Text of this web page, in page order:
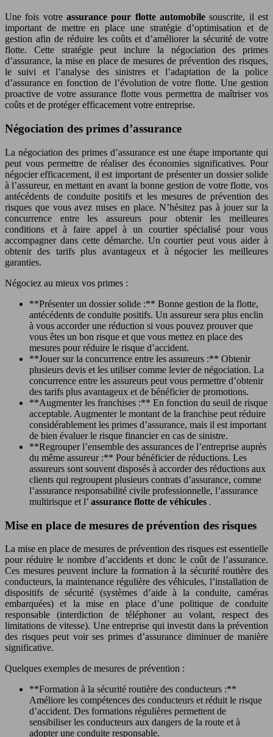
Une fois votre assurance pour flotte automobilesouscrite, il est
important de mettre en place une stratégie d’optimisation et de
gestion afin de réduire les coûts et d’améliorer la sécurité de votre
flotte. Cette stratégie peut inclure la négociation des primes
d’assurance, la mise en place de mesures de prévention des risques,
le suivi et l’analyse des sinistres et l’adaptation de la police
d’assurance en fonction de l’évolution de votre flotte. Une gestion
proactive de votre assurance flotte vous permettra de maîtriser vos
coûts et de protéger efficacement votre entreprise.
Négociation des primes d’assurance
La négociation des primes d’assurance est une étape importante qui
peut vous permettre de réaliser des économies significatives. Pour
négocier efficacement, il est important de présenter un dossier solide
à l’assureur, en mettant en avant la bonne gestion de votre flotte, vos
antécédents de conduite positifs et les mesures de prévention des
risques que vous avez mises en place. N’hésitez pas à jouer sur la
concurrence entre les assureurs pour obtenir les meilleures
conditions et à faire appel à un courtier spécialisé pour vous
accompagner dans cette démarche. Un courtier peut vous aider à
obtenir des tarifs plus avantageux et à négocier les meilleures
garanties.
Négociez au mieux vos primes :
**Présenter un dossier solide :** Bonne gestion de la flotte,
antécédents de conduite positifs. Un assureur sera plus enclin
à vous accorder une réduction si vous pouvez prouver que
vous êtes un bon risque et que vous mettez en place des
mesures pour réduire le risque d’accident.
**Jouer sur la concurrence entre les assureurs :** Obtenir
plusieurs devis et les utiliser comme levier de négociation. La
concurrence entre les assureurs peut vous permettre d’obtenir
des tarifs plus avantageux et de bénéficier de promotions.
**Augmenter les franchises :** En fonction du seuil de risque
acceptable. Augmenter le montant de la franchise peut réduire
considérablement les primes d’assurance, mais il est important
de bien évaluer le risque financier en cas de sinistre.
**Regrouper l’ensemble des assurances de l’entreprise auprès
du même assureur :** Pour bénéficier de réductions. Les
assureurs sont souvent disposés à accorder des réductions aux
clients qui regroupent plusieurs contrats d’assurance, comme
l’assurance responsabilité civile professionnelle, l’assurance
multirisque et l’ assurance flotte de véhicules .
Mise en place de mesures de prévention des risques
La mise en place de mesures de prévention des risques est essentielle
pour réduire le nombre d’accidents et donc le coût de l’assurance.
Ces mesures peuvent inclure la formation à la sécurité routière des
conducteurs, la maintenance régulière des véhicules, l’installation de
dispositifs de sécurité (systèmes d’aide à la conduite, caméras
embarquées) et la mise en place d’une politique de conduite
responsable (interdiction de téléphoner au volant, respect des
limitations de vitesse). Une entreprise qui investit dans la prévention
des risques peut voir ses primes d’assurance diminuer de manière
significative.
Quelques exemples de mesures de prévention :
**Formation à la sécurité routière des conducteurs :**
Améliore les compétences des conducteurs et réduit le risque
d’accident. Des formations régulières permettent de
sensibiliser les conducteurs aux dangers de la route et à
adopter une conduite responsable.